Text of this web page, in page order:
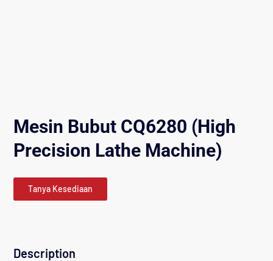
Mesin Bubut CQ6280 (High
Precision Lathe Machine)
Tanya Kesediaan
Description